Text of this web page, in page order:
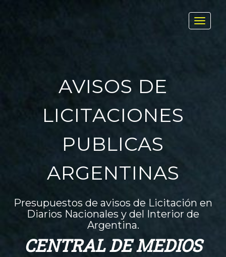
AVISOS DE
LICITACIONES
PUBLICAS
ARGENTINAS
Presupuestos de avisos de Licitación en
Diarios Nacionales y del Interior de
Argentina.
CENTRAL DE MEDIOS